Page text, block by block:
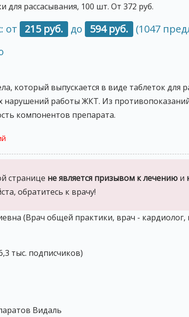
для рассасывания, 100 шт. От 372 руб.
от 215 руб. до 594 руб.
(1047
который выпускается в виде таблеток для
нарушений работы ЖКТ. Из
компонентов препарата.
странице не является призывом к лечению и
обратитесь к врачу!
(Врач общей практики, врач -
тыс. подписчиков)
Видаль